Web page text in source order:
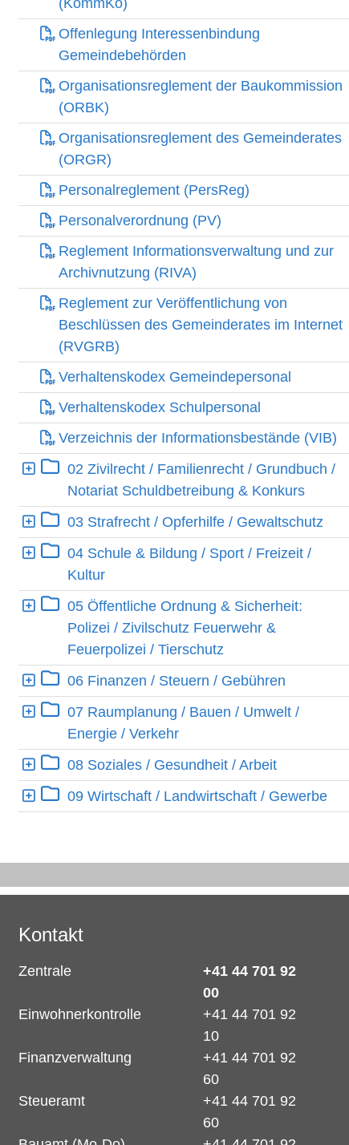
Offenlegung Interessenbindung
Gemeindebehörden
Organisationsreglement der Baukommission
(ORBK)
Organisationsreglement des Gemeinderates
(ORGR)
Personalreglement (PersReg)
Personalverordnung (PV)
Reglement Informationsverwaltung und zur
Archivnutzung (RIVA)
Reglement zur Veröffentlichung von
Beschlüssen des Gemeinderates im Internet
(RVGRB)
Verhaltenskodex Gemeindepersonal
Verhaltenskodex Schulpersonal
Verzeichnis der Informationsbestände (VIB)
Ebene 1:02 Zivilrecht / Familienrecht / Grundbuch /
Notariat Schuldbetreibung & Konkurs
Ebene 1:03 Strafrecht / Opferhilfe / Gewaltschutz
Ebene 1:04 Schule & Bildung / Sport / Freizeit /
Kultur
Ebene 1:05 Öffentliche Ordnung & Sicherheit:
Polizei / Zivilschutz Feuerwehr &
Feuerpolizei / Tierschutz
Ebene 1:06 Finanzen / Steuern / Gebühren
Ebene 1:07 Raumplanung / Bauen / Umwelt /
Energie / Verkehr
Ebene 1:08 Soziales / Gesundheit / Arbeit
Ebene 1:09 Wirtschaft / Landwirtschaft / Gewerbe
Kontakt
Zentrale
+41 44 701 92
00
Einwohnerkontrolle
+41 44 701 92
10
Finanzverwaltung
+41 44 701 92
60
Steueramt
+41 44 701 92
60